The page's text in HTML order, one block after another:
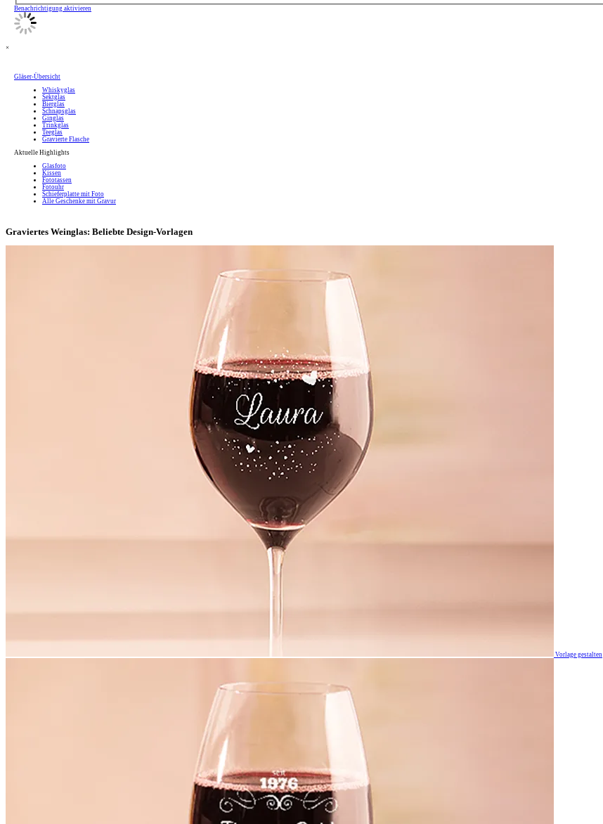
Benachrichtigung aktivieren
×
Gläser-Übersicht
Whiskyglas
Sektglas
Bierglas
Schnapsglas
Ginglas
Trinkglas
Teeglas
Gravierte Flasche
Aktuelle Highlights
Glasfoto
Kissen
Fototassen
Fotouhr
Schieferplatte mit Foto
Alle Geschenke mit Gravur
Graviertes Weinglas: Beliebte Design-Vorlagen
Vorlage gestalten